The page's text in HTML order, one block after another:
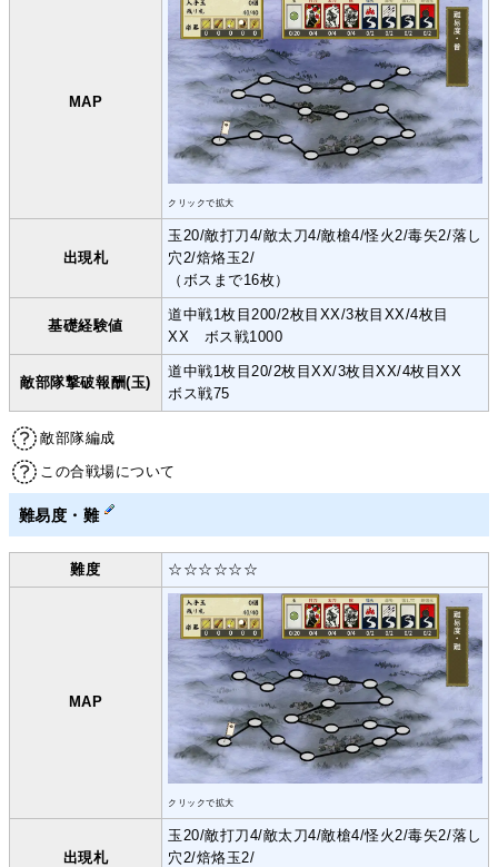
MAP
クリックで拡大
出現札
玉20/敵打刀4/敵太刀4/敵槍4/怪火2/毒矢2/落し
穴2/焙烙玉2/
（ボスまで16枚）
基礎経験値
道中戦1枚目200/2枚目XX/3枚目XX/4枚目
XX ボス戦1000
敵部隊撃破報酬(玉)
道中戦1枚目20/2枚目XX/3枚目XX/4枚目XX
ボス戦75
敵部隊編成
この合戦場について
難易度・難
難度 ☆☆☆☆☆☆
MAP
クリックで拡大
出現札
玉20/敵打刀4/敵太刀4/敵槍4/怪火2/毒矢2/落し
穴2/焙烙玉2/